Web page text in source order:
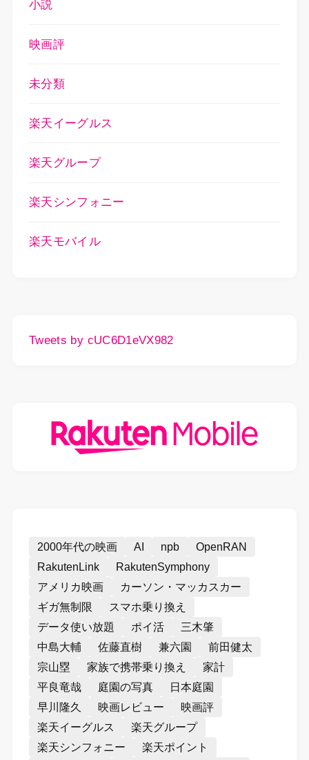
小説
映画評
未分類
楽天イーグルス
楽天グループ
楽天シンフォニー
楽天モバイル
Tweets by cUC6D1eVX982
2000年代の映画 AI npb
OpenRAN
RakutenLink
RakutenSymphony
アメリカ映画
カーソン・マッカスカー
ギガ無制限
スマホ乗り換え
データ使い放題
ポイ活
三木肇
中島大輔
佐藤直樹 兼六園
前田健太
宗山塁
家族で携帯乗り換え
家計
平良竜哉
庭園の写真
日本庭園
早川隆久
映画レビュー
映画評
楽天イーグルス
楽天グループ
楽天シンフォニー
楽天ポイント